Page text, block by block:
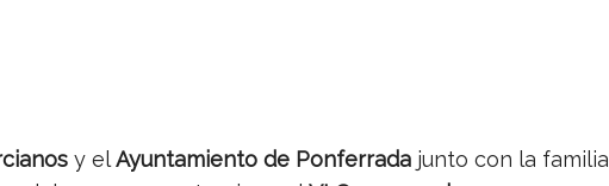
y elAyuntamiento de Ponferrada junto con la familia